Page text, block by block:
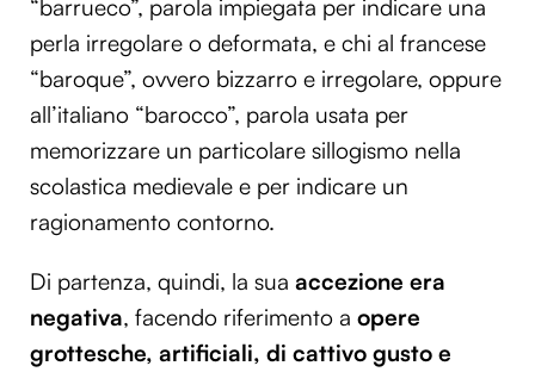
“barrueco”, parola impiegata per indicare una
perla irregolare o deformata, e chi al francese
“baroque”, ovvero bizzarro e irregolare, oppure
all’italiano “barocco”, parola usata per
memorizzare un particolare sillogismo nella
scolastica medievale e per indicare un
ragionamento contorno.
Di partenza, quindi, la sua accezione era
negativa, facendo riferimento a opere
grottesche, artificiali, di cattivo gusto e